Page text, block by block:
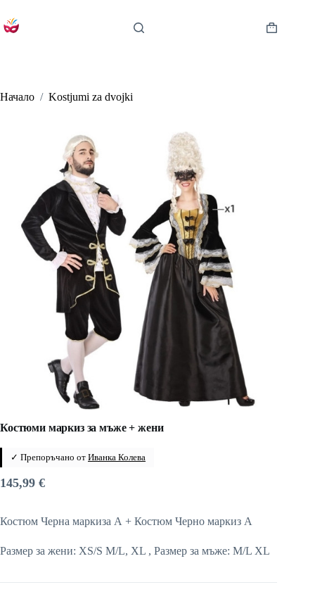
to
content
Shopping
Начало / Kostjumi za dvojki
Костюми маркиз за мъже + жени
✓ Препоръчано от Иванка Колева
145,99 €
Костюм Черна маркиза А + Костюм Черно маркиз А
Размер за жени: XS/S M/L, XL , Размер за мъже: M/L XL